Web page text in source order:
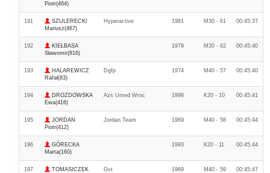
Piotr(464)
191
SZULERECKI
Mariusz(467)
Hyperactive 1981 M30 - 61 00:45:37
192
KIEŁBASA
Sławomir(816)
1979 M30 - 62 00:45:40
193
HALAREWICZ
Rafał(83)
Dgfp 1974 M40 - 57 00:45:40
194
DROZDOWSKA
Ewa(416)
Azs Umed Wroc 1998 K20 - 10 00:45:41
195
JORDAN
Piotr(412)
Jordan Team 1969 M40 - 58 00:45:44
196
GÓRECKA
Marta(160)
1993 K20 - 11 00:45:44
197
TOMASICZEK
Gvt 1969 M40 - 59 00:45:47